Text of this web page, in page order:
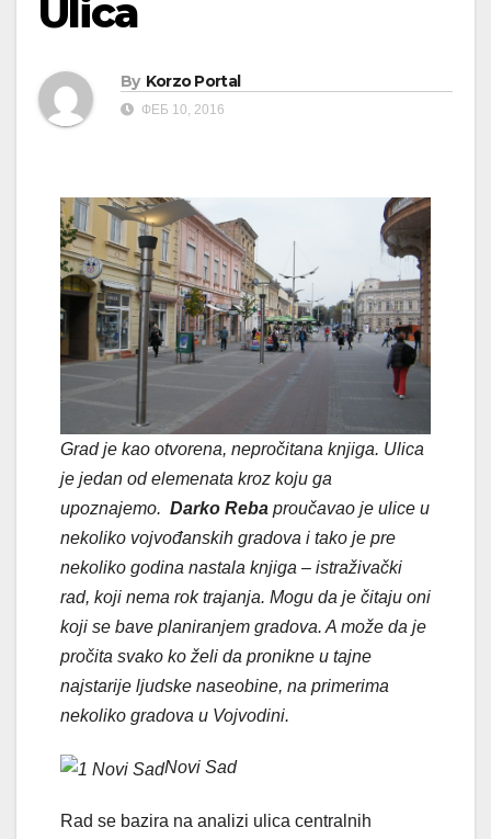
Ulica
By Korzo Portal
ФЕБ 10, 2016
Grad je kao otvorena, nepročitana knjiga. Ulica
je jedan od elemenata kroz koju ga
upoznajemo. Darko Reba proučavao je ulice u
nekoliko vojvođanskih gradova i tako je pre
nekoliko godina nastala knjiga – istraživački
rad, koji nema rok trajanja. Mogu da je čitaju oni
koji se bave planiranjem gradova. A može da je
pročita svako ko želi da pronikne u tajne
najstarije ljudske naseobine, na primerima
nekoliko gradova u Vojvodini.
Novi Sad
Rad se bazira na analizi ulica centralnih